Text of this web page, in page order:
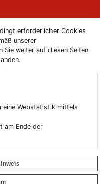
erforderlicher Cookies
unserer
Sie weiter auf diesen Seiten
eine Webstatistik mittels
am Ende der
Schönebeck (Elbe)